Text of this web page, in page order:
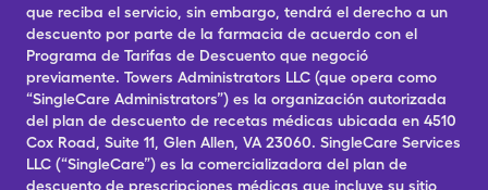
que reciba el servicio, sin embargo, tendrá el derecho a un
descuento por parte de la farmacia de acuerdo con el
Programa de Tarifas de Descuento que negoció
previamente. Towers Administrators LLC (que opera como
“SingleCare Administrators”) es la organización autorizada
del plan de descuento de recetas médicas ubicada en 4510
Cox Road, Suite 11, Glen Allen, VA 23060. SingleCare Services
LLC (“SingleCare”) es la comercializadora del plan de
descuento de prescripciones médicas que incluye su sitio